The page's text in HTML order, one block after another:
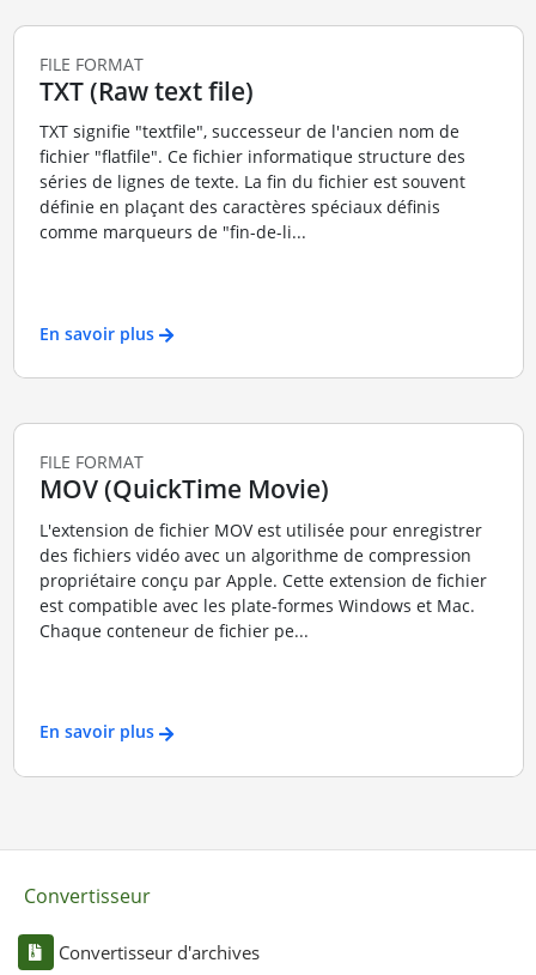
FILE FORMAT
TXT (Raw text file)
TXT signifie "textfile", successeur de l'ancien nom de
fichier "flatfile". Ce fichier informatique structure des
séries de lignes de texte. La fin du fichier est souvent
définie en plaçant des caractères spéciaux définis
comme marqueurs de "fin-de-li...
En savoir plus
FILE FORMAT
MOV (QuickTime Movie)
L'extension de fichier MOV est utilisée pour enregistrer
des fichiers vidéo avec un algorithme de compression
propriétaire conçu par Apple. Cette extension de fichier
est compatible avec les plate-formes Windows et Mac.
Chaque conteneur de fichier pe...
En savoir plus
Convertisseur
Convertisseur d'archives